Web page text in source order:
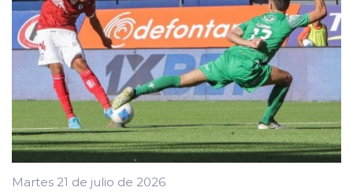
Martes 21 de julio de 2026